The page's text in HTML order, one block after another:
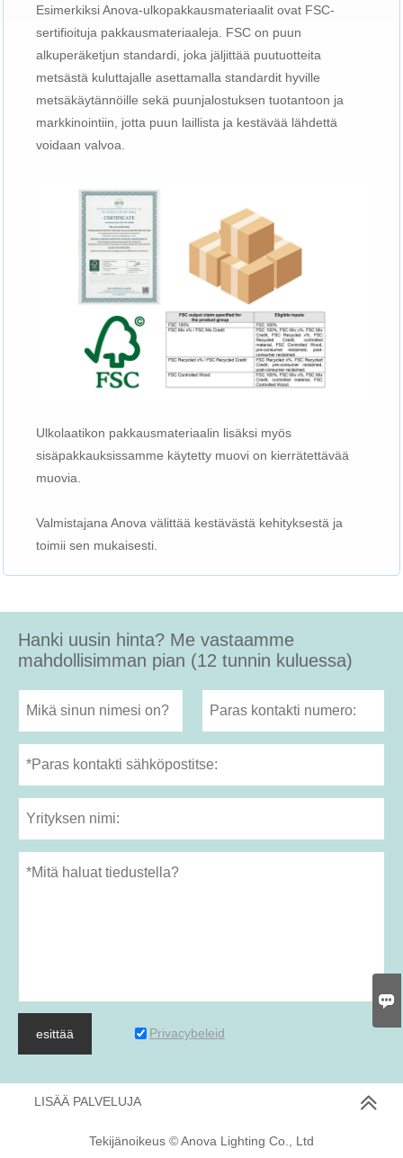
Esimerkiksi Anova-ulkopakkausmateriaalit ovat FSC-
sertifioituja pakkausmateriaaleja. FSC on puun
alkuperäketjun standardi, joka jäljittää puutuotteita
metsästä kuluttajalle asettamalla standardit hyville
metsäkäytännöille sekä puunjalostuksen tuotantoon ja
markkinointiin, jotta puun laillista ja kestävää lähdettä
voidaan valvoa.
Ulkolaatikon pakkausmateriaalin lisäksi myös
sisäpakkauksissamme käytetty muovi on kierrätettävää
muovia.
Valmistajana Anova välittää kestävästä kehityksestä ja
toimii sen mukaisesti.
Hanki uusin hinta? Me vastaamme
mahdollisimman pian (12 tunnin kuluessa)
esittää Privacybeleid
LISÄÄ PALVELUJA
Tekijänoikeus © Anova Lighting Co., Ltd
